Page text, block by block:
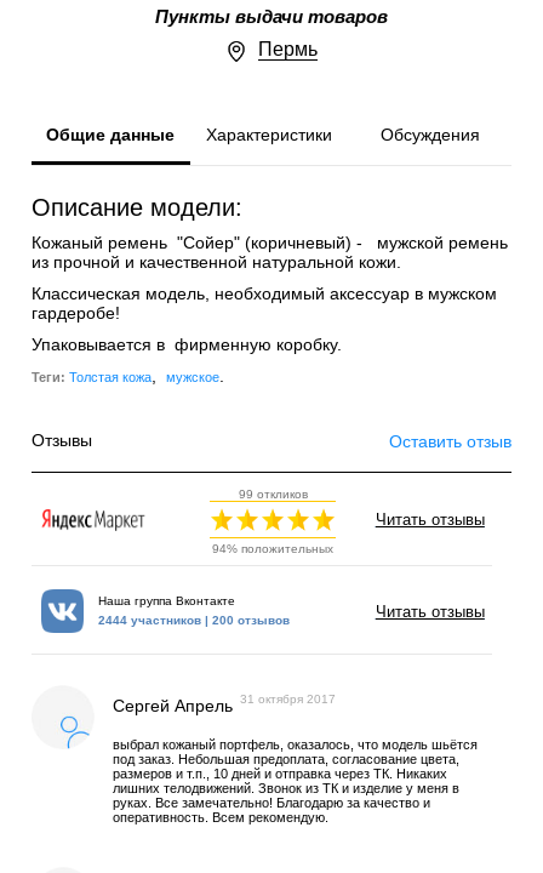
Пункты выдачи товаров
Пермь
Общие данные Характеристики Обсуждения
Описание модели:
Кожаный ремень "Сойер" (коричневый) - мужской ремень
из прочной и качественной натуральной кожи.
Классическая модель, необходимый аксессуар в мужском
гардеробе!
Упаковывается в фирменную коробку.
Теги: Толстая кожа мужское.
Отзывы Оставить отзыв
99 откликов
94% положительных
Читать отзывы
Наша группа Вконтакте
2444 участников | 200 отзывов
Читать отзывы
Сергей Апрель 31 октября 2017
выбрал кожаный портфель, оказалось, что модель шьётся
под заказ. Небольшая предоплата, согласование цвета,
размеров и т.п., 10 дней и отправка через ТК. Никаких
лишних телодвижений. Звонок из ТК и изделие у меня в
руках. Все замечательно! Благодарю за качество и
оперативность. Всем рекомендую.